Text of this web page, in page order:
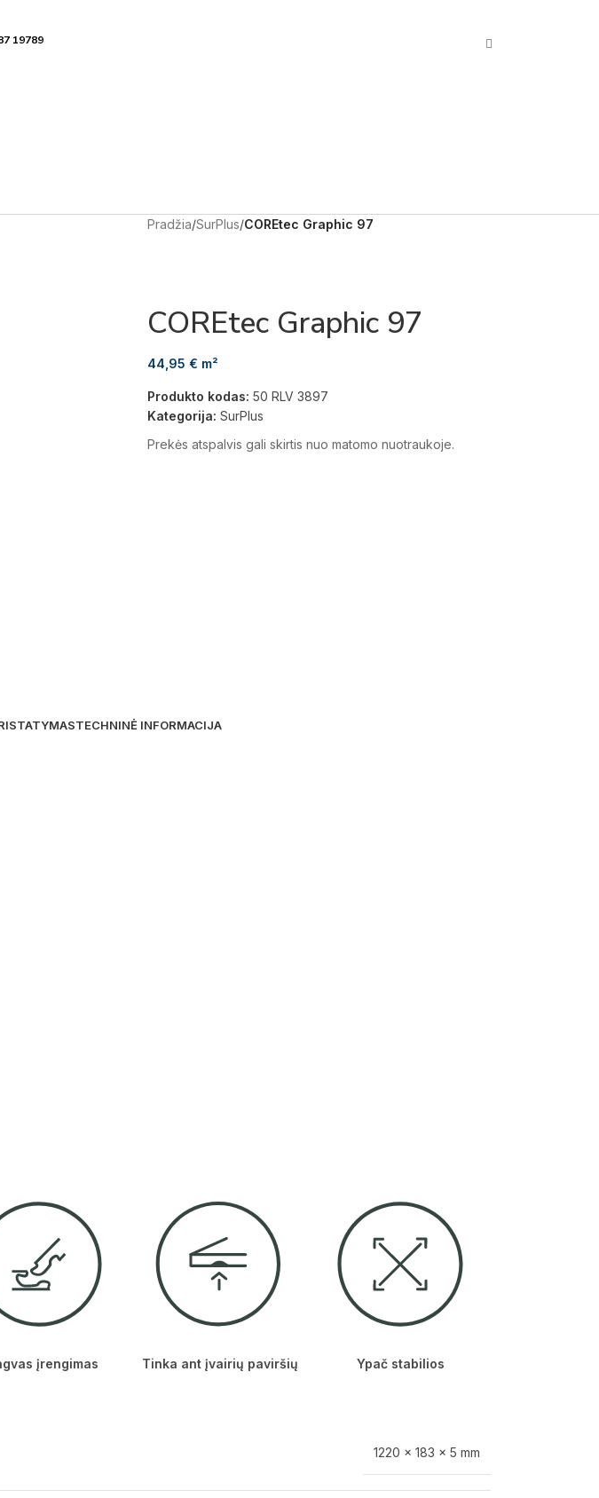
19789
Pradžia/SurPlus/COREtec Graphic 97
COREtec Graphic 97
44,95 € m²
Produkto kodas: 50 RLV 3897
Kategorija: SurPlus
Prekės atspalvis gali skirtis nuo matomo nuotraukoje.
TECHNINĖ INFORMACIJA
įrengimas Tinka ant įvairių paviršių Ypač stabilios
1220 × 183 × 5 mm